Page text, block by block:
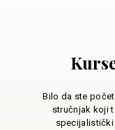
Bilo da ste
stručnjak koji
specijalistički